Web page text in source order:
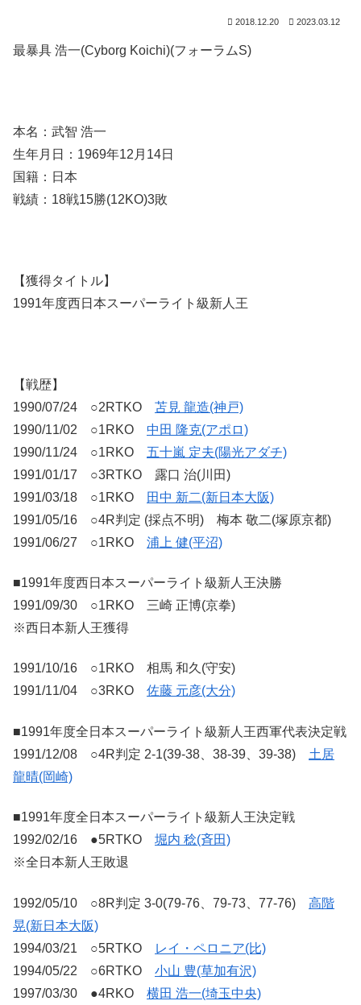
2018.12.20 2023.03.12
最暴具 浩一(Cyborg Koichi)(フォーラムS)
本名：武智 浩一
生年月日：1969年12月14日
国籍：日本
戦績：18戦15勝(12KO)3敗
【獲得タイトル】
1991年度西日本スーパーライト級新人王
【戦歴】
1990/07/24 ○2RTKO 苫見 龍造(神戸)
1990/11/02 ○1RKO 中田 隆克(アポロ)
1990/11/24 ○1RKO 五十嵐 定夫(陽光アダチ)
1991/01/17 ○3RTKO 露口 治(川田)
1991/03/18 ○1RKO
田中 新二(新日本大阪)
1991/05/16 ○4R判定 (採点不明) 梅本 敬二(塚原京都)
1991/06/27 ○1RKO 浦上 健(平沼)
■1991年度西日本スーパーライト級新人王決勝
1991/09/30 ○1RKO 三崎 正博(京拳)
※西日本新人王獲得
1991/10/16 ○1RKO 相馬 和久(守安)
1991/11/04 ○3RKO 佐藤 元彦(大分)
■1991年度全日本スーパーライト級新人王西軍代表決定戦
1991/12/08 ○4R判定 2-1(39-38、38-39、39-38) 土居
龍晴(岡崎)
■1991年度全日本スーパーライト級新人王決定戦
1992/02/16 ●5RTKO 堀内 稔(斉田)
※全日本新人王敗退
1992/05/10 ○8R判定 3-0(79-76、79-73、77-76) 高階
晃(新日本大阪)
1994/03/21 ○5RTKO
レイ・ペロニア(比)
1994/05/22 ○6RTKO 小山 豊(草加有沢)
1997/03/30 ●4RKO 横田 浩一(埼玉中央)